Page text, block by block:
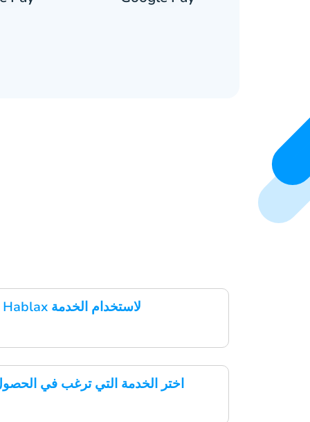
قم بتنزيل تطبيق Hablax لاستخدام الخدمة
اختر الخدمة التي ترغب في